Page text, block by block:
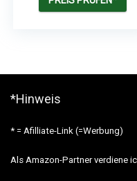
*Hinweis
* = Afilliate-Link (=Werbung)
Als Amazon-Partner verdiene